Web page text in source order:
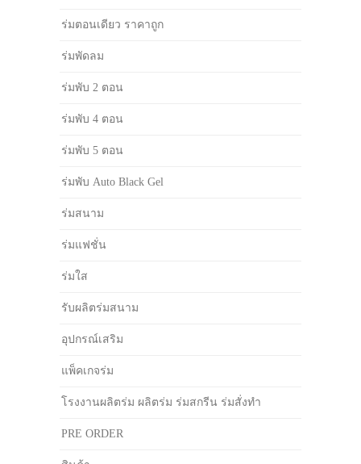
ร่มตอนเดียว ราคาถูก
ร่มพัดลม
ร่มพับ 2 ตอน
ร่มพับ 4 ตอน
ร่มพับ 5 ตอน
ร่มพับ Auto Black Gel
ร่มสนาม
ร่มแฟชั่น
ร่มใส
รับผลิตร่มสนาม
อุปกรณ์เสริม
แพ็คเกจร่ม
โรงงานผลิตร่ม ผลิตร่ม ร่มสกรีน ร่มสั่งทำ
PRE ORDER